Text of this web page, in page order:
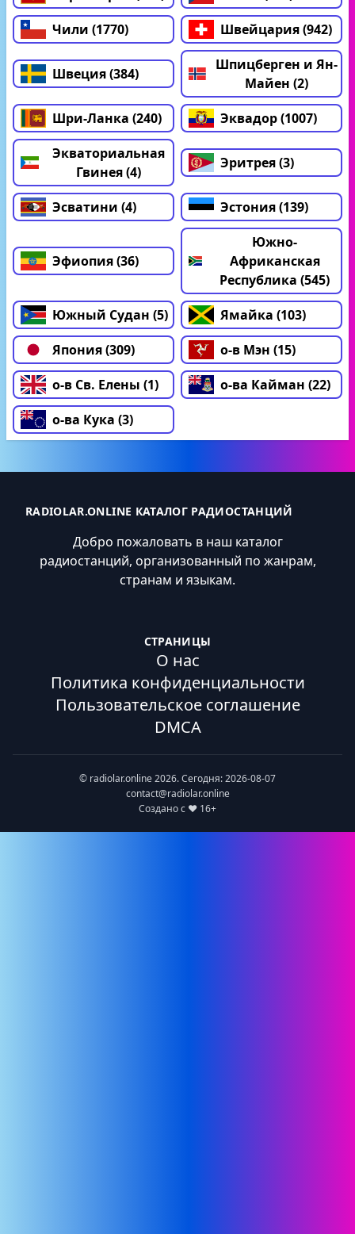
Чили (1770)
Швейцария (942)
Швеция (384)
Шпицберген и Ян-
Майен (2)
Шри-Ланка (240)
Эквадор (1007)
Экваториальная
Гвинея (4)
Эритрея (3)
Эсватини (4) Эстония (139)
Эфиопия (36)
Южно-
Африканская
Республика (545)
Южный Судан (5)
Ямайка (103)
Япония (309)
о-в Мэн (15)
о-в Св. Елены (1)
о-ва Кайман (22)
о-ва Кука (3)
RADIOLAR.ONLINE КАТАЛОГ РАДИОСТАНЦИЙ
Добро пожаловать в наш каталог
радиостанций, организованный по жанрам,
странам и языкам.
СТРАНИЦЫ
О нас
Политика конфиденциальности
Пользовательское соглашение
DMCA
© radiolar.online 2026. Сегодня: 2026-08-07
contact@radiolar.online
Создано с ❤️ 16+